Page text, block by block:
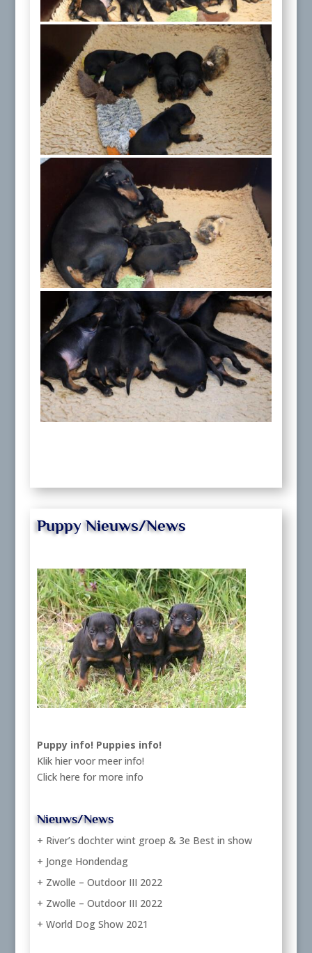
Puppy Nieuws/News
Puppy info! Puppies info!
Klik hier voor meer info!
Click here for more info
Nieuws/News
+ River’s dochter wint groep & 3e Best in show
+ Jonge Hondendag
+ Zwolle – Outdoor III 2022
+ Zwolle – Outdoor III 2022
+ World Dog Show 2021